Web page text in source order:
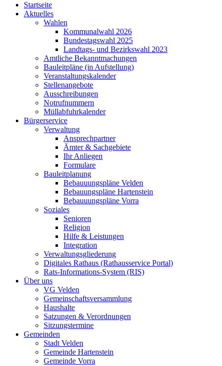
Startseite
Aktuelles
Wahlen
Kommunalwahl 2026
Bundestagswahl 2025
Landtags- und Bezirkswahl 2023
Amtliche Bekanntmachungen
Bauleitpläne (in Aufstellung)
Veranstaltungskalender
Stellenangebote
Ausschreibungen
Notrufnummern
Müllabfuhrkalender
Bürgerservice
Verwaltung
Ansprechpartner
Ämter & Sachgebiete
Ihr Anliegen
Formulare
Bauleitplanung
Bebauuungspläne Velden
Bebauungspläne Hartenstein
Bebauuungspläne Vorra
Soziales
Senioren
Religion
Hilfe & Leistungen
Integration
Verwaltungsgliederung
Digitales Rathaus (Rathausservice Portal)
Rats-Informations-System (RIS)
Über uns
VG Velden
Gemeinschaftsversammlung
Haushalte
Satzungen & Verordnungen
Sitzungstermine
Gemeinden
Stadt Velden
Gemeinde Hartenstein
Gemeinde Vorra